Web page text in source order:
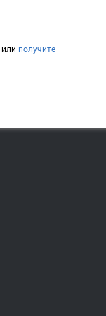
или получите